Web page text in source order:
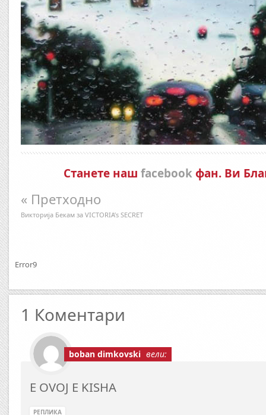
Станете наш facebookфан. Ви
« Претходно
Викторија Бекам за VICTORIA’s SECRET
Error9
Error9
1 Коментари
boban dimkovski вели:
E OVOJ E KISHA
РЕПЛИКА